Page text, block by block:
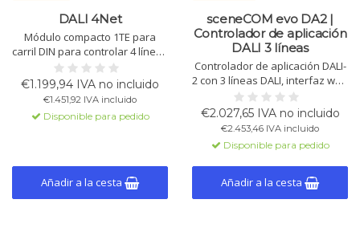
DALI 4Net
Módulo compacto 1TE para
carril DIN para controlar 4 líneas
DALI (hasta 256 dispositivos).
Configuración a través de
Ethernet con el software DALI-
Cockpit. Soporta Modbus TCP.
Incluye RTC, programador y
€1.199,94 IVA no incluido
€1.451,92 IVA incluido
Disponible para pedido
Añadir a la cesta
sceneCOM evo DA2 |
Controlador de aplicación
DALI 3 líneas
Controlador de aplicación DALI-
2 con 3 líneas DALI, interfaz web
y funciones ampliables.
Soporta hasta 192 drivers DALI
y pruebas de iluminación de
emergencia. Funciones extra
con licencias adicionales en
venta.
€2.027,65 IVA no incluido
€2.453,46 IVA incluido
Disponible para pedido
Añadir a la cesta